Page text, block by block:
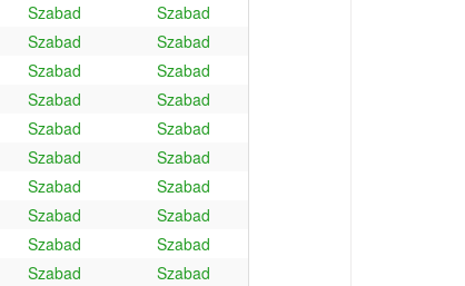
Szabad
Szabad
Szabad
Szabad
Szabad
Szabad
Szabad
Szabad
Szabad
Szabad
Szabad
Szabad
Szabad
Szabad
Szabad
Szabad
Szabad
Szabad
Szabad
Szabad